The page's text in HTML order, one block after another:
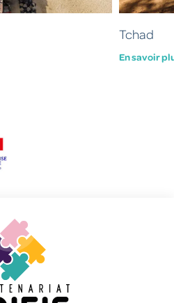
Tchad
En savoir